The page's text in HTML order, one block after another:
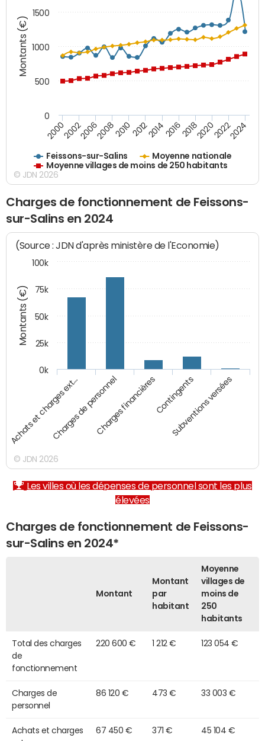
Montants (€)
Feissons-sur-Salins
Moyenne nationale
Moyenne villages de moins de 250 habitants
200020022006200820102012201420162018202020222024
0
500
1000
1500
© JDN 2026
Charges de fonctionnement de Feissons-
sur-Salins en 2024
Montants (€)
(Source : JDN d'après ministère de l'Economie)
Achats et charges ext…Charges de personnelCharges financièresContingents
Subventions versées
0k
100k
25k
50k
75k
© JDN 2026
Les villes où les dépenses de personnel sont les plus
élevées
Charges de fonctionnement de Feissons-
sur-Salins en 2024*
Montant
Montant
par
habitant
Moyenne
villages de
moins de
250
habitants
Total des charges
de
fonctionnement
220 600 € 1 212 € 123 054 €
Charges de
personnel
86 120 € 473 € 33 003 €
Achats et charges
67 450 € 371 € 45 104 €